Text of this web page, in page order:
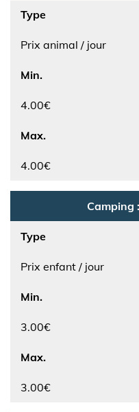
Type
Prix animal / jour
Min.
4.00€
Max.
4.00€
Camping
Type
Prix enfant / jour
Min.
3.00€
Max.
3.00€